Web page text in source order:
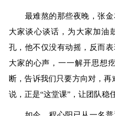
最难熬的那些夜晚，张金
大家谈心谈话，为大家加油
孔，他不仅没有动摇，反而
大家的心声，一一解开思想
断，告诉我们只要方向对，再
说，正是“这堂课”，让团队稳